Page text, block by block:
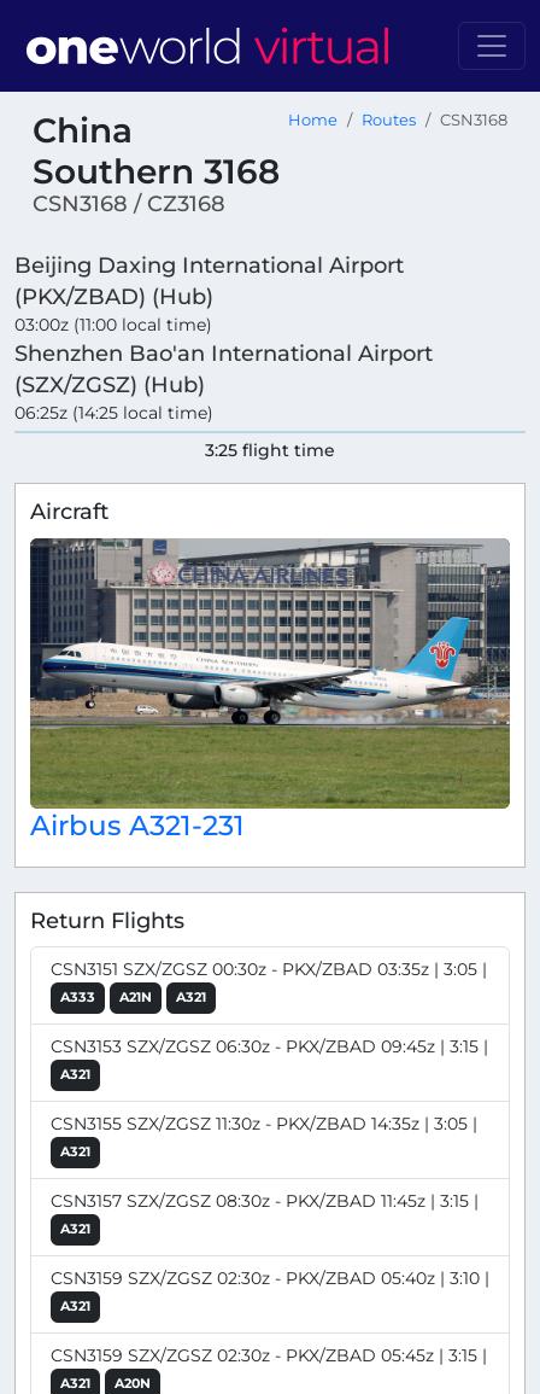
China
Southern 3168
CSN3168 / CZ3168
Home Routes CSN3168
Beijing Daxing International Airport
(PKX/ZBAD) (Hub)
03:00z (11:00 local time)
Shenzhen Bao'an International Airport
(SZX/ZGSZ) (Hub)
06:25z (14:25 local time)
3:25 flight time
Aircraft
Airbus A321-231
Return Flights
CSN3151 SZX/ZGSZ 00:30z - PKX/ZBAD 03:35z | 3:05 |
A333 A21N A321
CSN3153 SZX/ZGSZ 06:30z - PKX/ZBAD 09:45z | 3:15 |
A321
CSN3155 SZX/ZGSZ 11:30z - PKX/ZBAD 14:35z | 3:05 |
A321
CSN3157 SZX/ZGSZ 08:30z - PKX/ZBAD 11:45z | 3:15 |
A321
CSN3159 SZX/ZGSZ 02:30z - PKX/ZBAD 05:40z | 3:10 |
A321
CSN3159 SZX/ZGSZ 02:30z - PKX/ZBAD 05:45z | 3:15 |
A321 A20N